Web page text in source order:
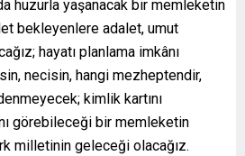
huzurla yaşanacak bir memleketin
bekleyenlere adalet, umut
hayatı planlama imkânı
necisin, hangi mezheptendir,
kimlik kartını
görebileceği bir memleketin
milletinin geleceği olacağız.